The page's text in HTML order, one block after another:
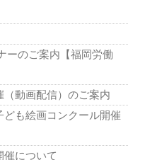
ーのご案内【福岡労働
動画配信）のご案内
ども絵画コンクール開催
催について